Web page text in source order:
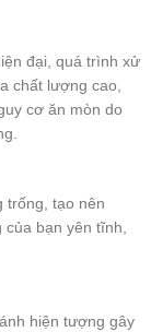
đại, quá trình xử
chất lượng cao,
cơ ăn mòn do
trống, tạo nên
của bạn yên tĩnh,
hiện tượng gây